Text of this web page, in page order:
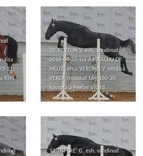
21,
KSH
10. PEYTON V, esh, sündinud
2018-04-22, isa A PIKACHU DE
MUZE, ema VERONA V, emaisa
VERDI, mõõdud 164-180-20,
kasvataja Peeter Viiard
12. INPERE' G, esh, sündinud